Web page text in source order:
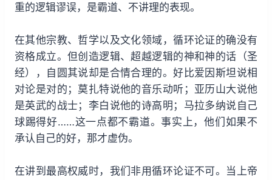
重的逻辑谬误，是霸道、不讲理的表现。
在其他宗教、哲学以及文化领域，循环论证的确没有
资格成立。但创造逻辑、超越逻辑的神和神的话（圣
经），自圆其说却是合情合理的。好比爱因斯坦说相
对论是对的；莫扎特说他的音乐动听；亚历山大说他
是英武的战士；李白说他的诗高明；马拉多纳说自己
球踢得好……这一点都不霸道。事实上，他们如果不
承认自己的好，那才虚伪。
在讲到最高权威时，我们非用循环论证不可。当上帝